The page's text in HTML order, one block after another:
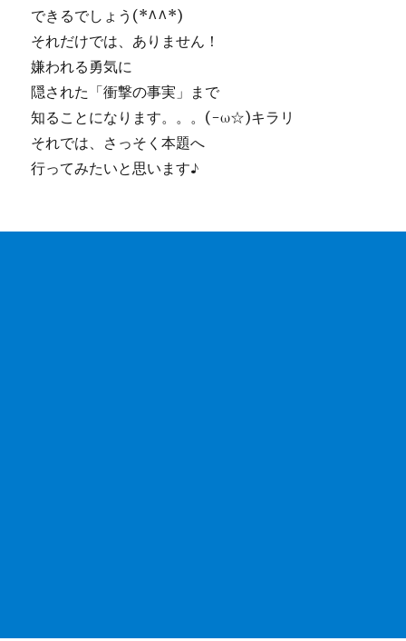
できるでしょう(*^^*)
それだけでは、ありません！
嫌われる勇気に
隠された 「衝撃の事実」 まで
知ることになります。。。(-ω☆)キラリ
それでは、さっそく本題へ
行ってみたいと思います♪